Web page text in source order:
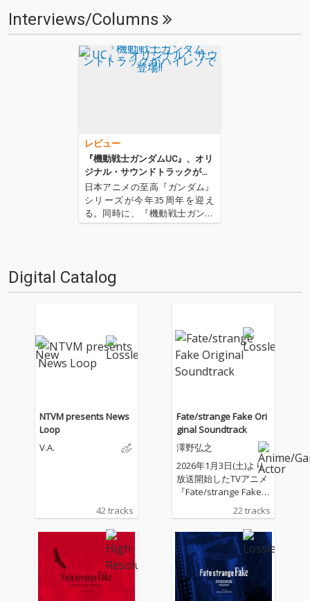
Interviews/Columns
レビュー
『機動戦士ガンダムUC』、オリ
ジナル・サウンドトラックがハ
イレゾで登場!!
日本アニメの至高『ガンダム』
シリーズが今年35周年を迎え
る。同時に、『機動戦士ガンダ
ムUC』の最終章となるepisode
する。この2つのアニヴァーサ
リーを祝して…
Digital Catalog
NTVM presents News
Loop
V.A.
42 tracks
Fate/strange Fake Ori
ginal Soundtrack
澤野弘之
2026年1月3日(土)より
放送開始したTVアニメ
『Fate/strange Fake』
のOriginal Soundtrac
k。澤野弘之による珠
玉の劇伴22曲を収録。
22 tracks